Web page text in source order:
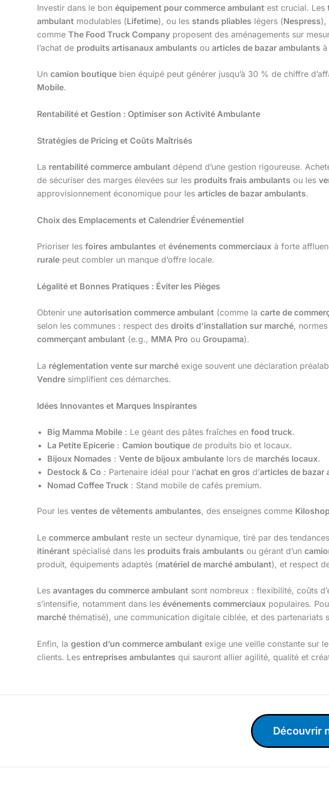
Investir dans le bon équipement pour commerce ambulant est crucial. Les
ambulant modulables (Lifetime), ou les stands pliables légers (Nespress),
comme The Food Truck Company proposent des aménagements sur
l’achat de produits artisanaux ambulants ou articles de bazar ambulants
Un camion boutique bien équipé peut générer jusqu’à 30 % de chiffre
Mobile.
Rentabilité et Gestion : Optimiser son Activité Ambulante
Stratégies de Pricing et Coûts Maîtrisés
La rentabilité commerce ambulant dépend d’une gestion rigoureuse.
de sécuriser des marges élevées sur les produits frais ambulants ou les
approvisionnement économique pour les articles de bazar ambulants.
Choix des Emplacements et Calendrier Événementiel
Prioriser les foires ambulantes et événements commerciaux à forte
rurale peut combler un manque d’offre locale.
Légalité et Bonnes Pratiques : Éviter les Pièges
Obtenir une autorisation commerce ambulant (comme la carte de
selon les communes : respect des droits d’installation sur marché,
commerçant ambulant (e.g., MMA Pro ou Groupama).
La réglementation vente sur marché exige souvent une déclaration
Vendre simplifient ces démarches.
Idées Innovantes et Marques Inspirantes
Big Mamma Mobile : Le géant des pâtes fraîches en food truck.
La Petite Epicerie : Camion boutique de produits bio et locaux.
Bijoux Nomades : Vente de bijoux ambulante lors de marchés locaux.
Destock & Co : Partenaire idéal pour l’achat en gros d’articles de bazar
Nomad Coffee Truck : Stand mobile de cafés premium.
Pour les ventes de vêtements ambulantes, des enseignes comme
Le commerce ambulant reste un secteur dynamique, tiré par des
itinérant spécialisé dans les produits frais ambulants ou gérant d’un
produit, équipements adaptés (matériel de marché ambulant), et respect
Les avantages du commerce ambulant sont nombreux : flexibilité, coûts
s’intensifie, notamment dans les événements commerciaux populaires.
marché thématisé), une communication digitale ciblée, et des partenariats
Enfin, la gestion d’un commerce ambulant exige une veille constante sur
clients. Les entreprises ambulantes qui sauront allier agilité, qualité et
Découvrir